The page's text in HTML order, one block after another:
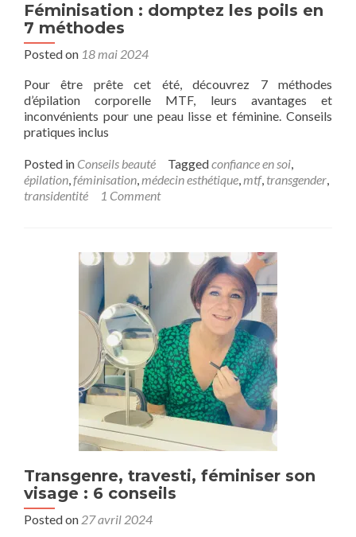
Féminisation : domptez les poils en
7 méthodes
Posted on 18 mai 2024
Pour être prête cet été, découvrez 7 méthodes
d’épilation corporelle MTF, leurs avantages et
inconvénients pour une peau lisse et féminine. Conseils
pratiques inclus
Posted in Conseils beauté Taggedconfiance en soi,
épilation,féminisation,médecin esthétique,mtf, transgender,
transidentité
1 Comment
Transgenre, travesti, féminiser son
visage : 6 conseils
Posted on 27 avril 2024